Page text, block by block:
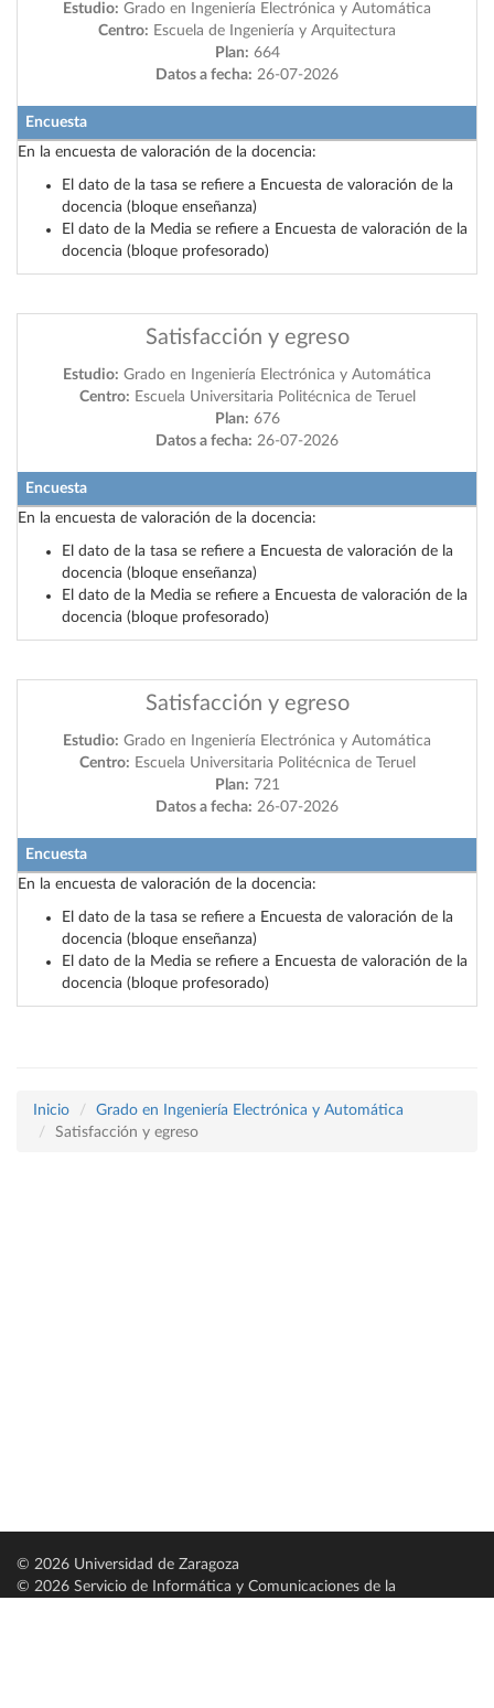
Estudio: Grado en Ingeniería Electrónica y Automática
Centro: Escuela de Ingeniería y Arquitectura
Plan: 664
Datos a fecha: 26-07-2026
Encuesta
En la encuesta de valoración de la docencia:
El dato de la tasa se refiere a Encuesta de valoración de la
docencia (bloque enseñanza)
El dato de la Media se refiere a Encuesta de valoración de la
docencia (bloque profesorado)
Satisfacción y egreso
Estudio: Grado en Ingeniería Electrónica y Automática
Centro: Escuela Universitaria Politécnica de Teruel
Plan: 676
Datos a fecha: 26-07-2026
Encuesta
En la encuesta de valoración de la docencia:
El dato de la tasa se refiere a Encuesta de valoración de la
docencia (bloque enseñanza)
El dato de la Media se refiere a Encuesta de valoración de la
docencia (bloque profesorado)
Satisfacción y egreso
Estudio: Grado en Ingeniería Electrónica y Automática
Centro: Escuela Universitaria Politécnica de Teruel
Plan: 721
Datos a fecha: 26-07-2026
Encuesta
En la encuesta de valoración de la docencia:
El dato de la tasa se refiere a Encuesta de valoración de la
docencia (bloque enseñanza)
El dato de la Media se refiere a Encuesta de valoración de la
docencia (bloque profesorado)
Inicio
Grado en Ingeniería Electrónica y Automática
Satisfacción y egreso
© 2026 Universidad de Zaragoza
© 2026 Servicio de Informática y Comunicaciones de la